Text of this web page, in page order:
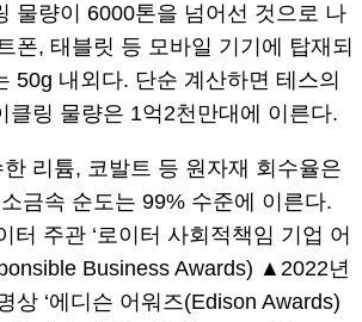
물량이 6000톤을 넘어선 것으로 나
폰, 태블릿 등 모바일 기기에 탑재되
50g 내외다. 단순 계산하면 테스의
클링 물량은 1억2천만대에 이른다.
리튬, 코발트 등 원자재 회수율은
금속 순도는 99% 수준에 이른다.
주관 ‘로이터 사회적책임 기업 어
Business Awards) ▲2022년
상 ‘에디슨 어워즈(Edison Awards)